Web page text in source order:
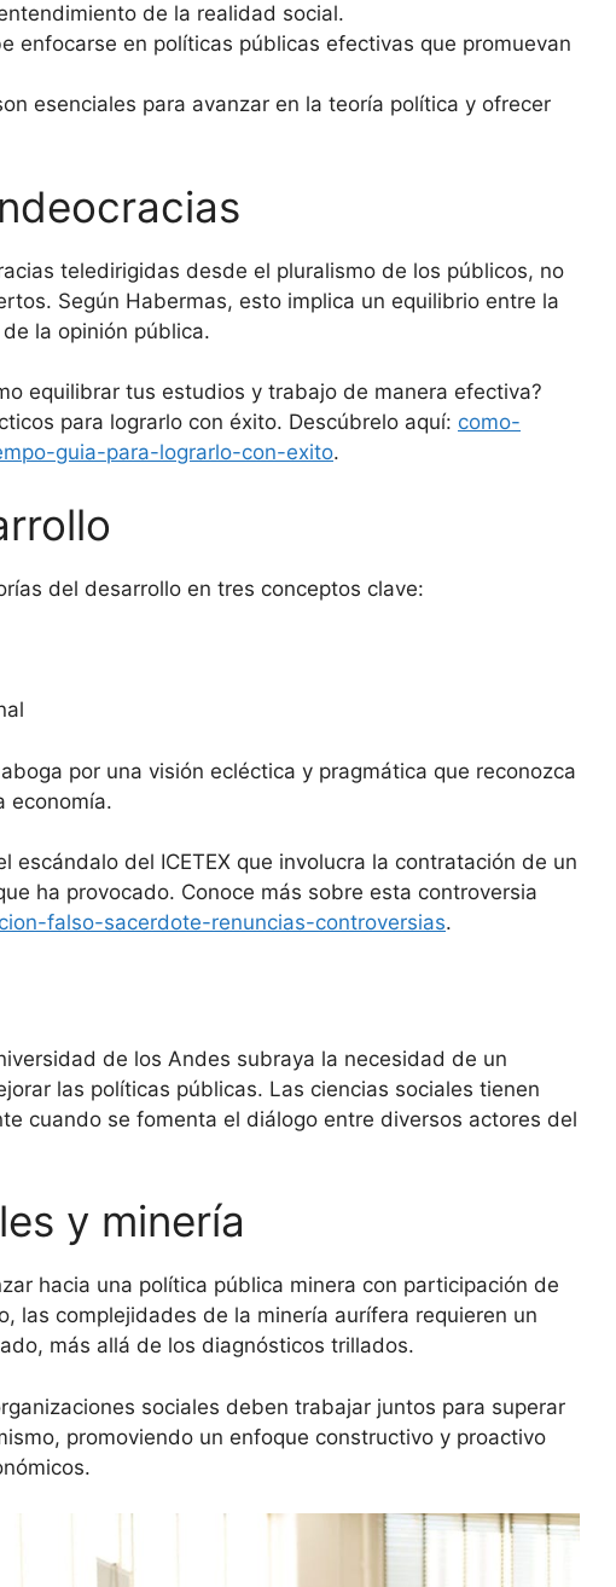
de la realidad social.
enfocarse en políticas públicas efectivas que promuevan
esenciales para avanzar en la teoría política y ofrecer
teledirigidas desde el pluralismo de los públicos, no
Según Habermas, esto implica un equilibrio entre la
la opinión pública.
equilibrar tus estudios y trabajo de manera efectiva?
para lograrlo con éxito. Descúbrelo aquí: como-
guia-para-lograrlo-con-exito.
del desarrollo en tres conceptos clave:
por una visión ecléctica y pragmática que reconozca
economía.
escándalo del ICETEX que involucra la contratación de un
ha provocado. Conoce más sobre esta controversia
falso-sacerdote-renuncias-controversias.
de los Andes subraya la necesidad de un
las políticas públicas. Las ciencias sociales tienen
cuando se fomenta el diálogo entre diversos actores del
y minería
hacia una política pública minera con participación de
las complejidades de la minería aurífera requieren un
más allá de los diagnósticos trillados.
sociales deben trabajar juntos para superar
promoviendo un enfoque constructivo y proactivo